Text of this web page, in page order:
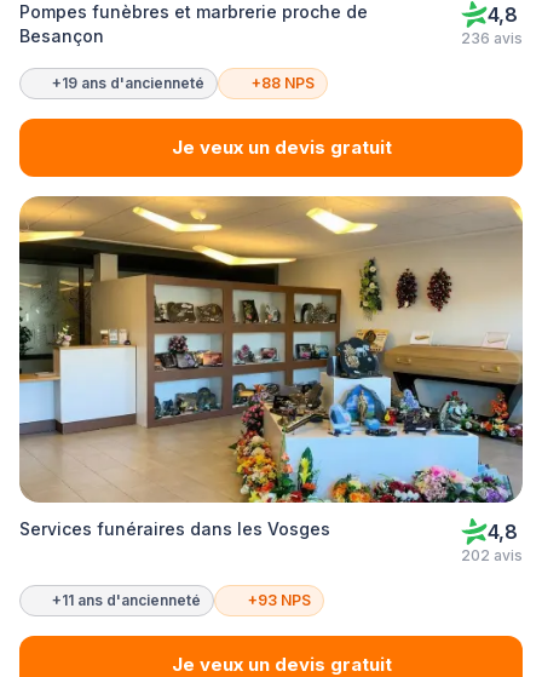
Pompes funèbres et marbrerie proche de
Besançon
4,8
236 avis
+19 ans d'ancienneté +88 NPS
Je veux un devis gratuit
Services funéraires dans les Vosges 4,8
202 avis
+11 ans d'ancienneté +93 NPS
Je veux un devis gratuit